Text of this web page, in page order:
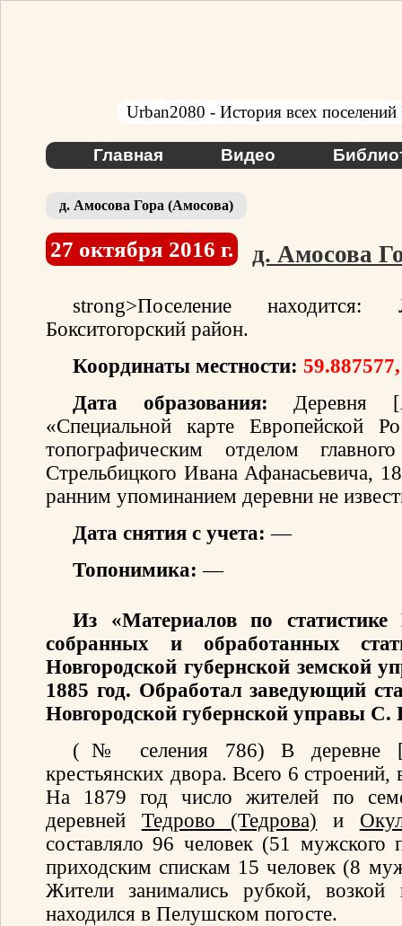
Urban2080 - История всех поселений
Главная Видео
д. Амосова Гора (Амосова)
27 октября 2016 г. д. Амосова
strong>Поселение находится:
Бокситогорский район.
Координаты местности:
Дата образования: Деревня
«Специальной карте Европейской
топографическим отделом
Стрельбицкого Ивана Афанасьевича,
ранним упоминанием деревни не
Дата снятия с учета: —
Топонимика: —
Из «Материалов по статистике
собранных и обработанных
Новгородской губернской земской
1885 год. Обработал заведующий
Новгородской губернской управы
(№ селения 786) В деревне
крестьянских двора. Всего 6
На 1879 год число жителей по
деревней Тедрово (Тедрова) и
составляло 96 человек (51
приходским спискам 15 человек (8
Жители занимались рубкой,
находился в Пелушском погосте.